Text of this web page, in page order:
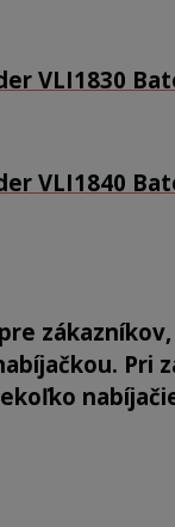
VLI1830
VLI1840
Pri